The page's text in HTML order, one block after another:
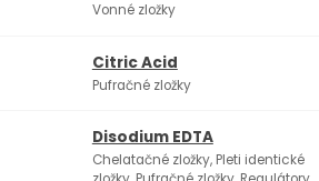
Vonné zložky
Citric Acid
Pufračné zložky
Disodium EDTA
Chelatačné zložky, Pleti identické